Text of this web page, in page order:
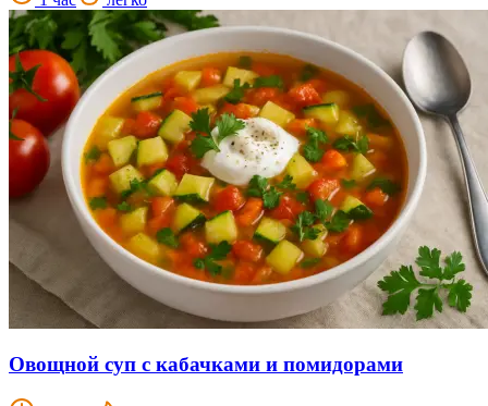
Овощной суп с кабачками и помидорами